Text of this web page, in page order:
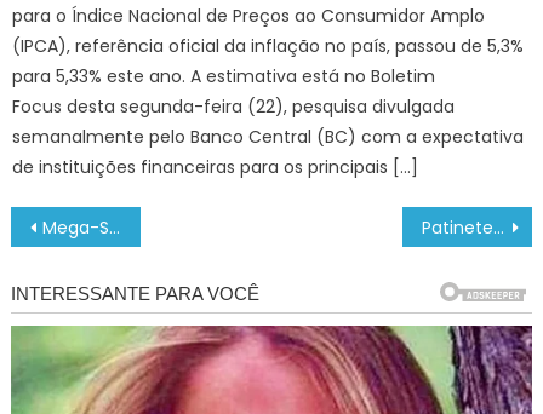
para o Índice Nacional de Preços ao Consumidor Amplo
(IPCA), referência oficial da inflação no país, passou de 5,3%
para 5,33% este ano. A estimativa está no Boletim
Focus desta segunda-feira (22), pesquisa divulgada
semanalmente pelo Banco Central (BC) com a expectativa
de instituições financeiras para os principais […]
Navegação
de
Post
Mega-Sena acumula novamente e prêmio principal vai para R$ 45 milhões Patinetes compartilhados entram em operação na Capital – CGNotícias